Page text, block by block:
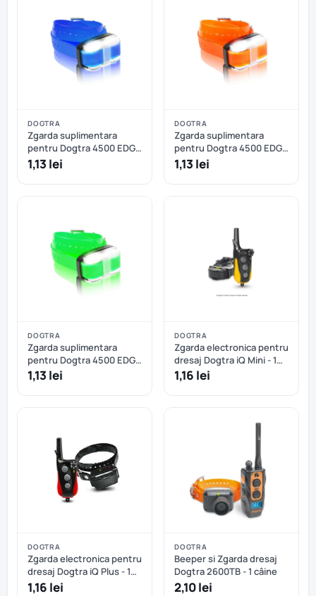
DOGTRA
Zgarda suplimentara
pentru Dogtra 4500 EDGE
- Albastru
1,13 lei
DOGTRA
Zgarda suplimentara
pentru Dogtra 4500 EDGE
- Portocaliu
1,13 lei
DOGTRA
Zgarda suplimentara
pentru Dogtra 4500 EDGE
- Verde
1,13 lei
DOGTRA
Zgarda electronica pentru
dresaj Dogtra iQ Mini - 1
câine
1,16 lei
DOGTRA
Zgarda electronica pentru
dresaj Dogtra iQ Plus - 1
câine
1,16 lei
DOGTRA
Beeper si Zgarda dresaj
Dogtra 2600TB - 1 câine
2,10 lei